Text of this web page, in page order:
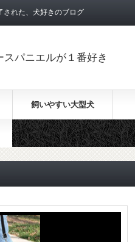
された、犬好きのブログ
パニエルが１番好き
飼いやすい大型犬